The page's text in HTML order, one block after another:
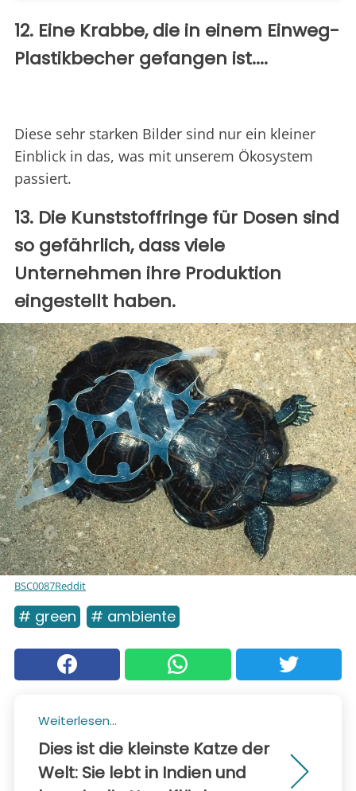
12. Eine Krabbe, die in einem Einweg-
Plastikbecher gefangen ist....
Diese sehr starken Bilder sind nur ein kleiner
Einblick in das, was mit unserem Ökosystem
passiert.
13. Die Kunststoffringe für Dosen sind
so gefährlich, dass viele
Unternehmen ihre Produktion
eingestellt haben.
BSC0087Reddit
# green # ambiente
Weiterlesen...
Dies ist die kleinste Katze der
Welt: Sie lebt in Indien und